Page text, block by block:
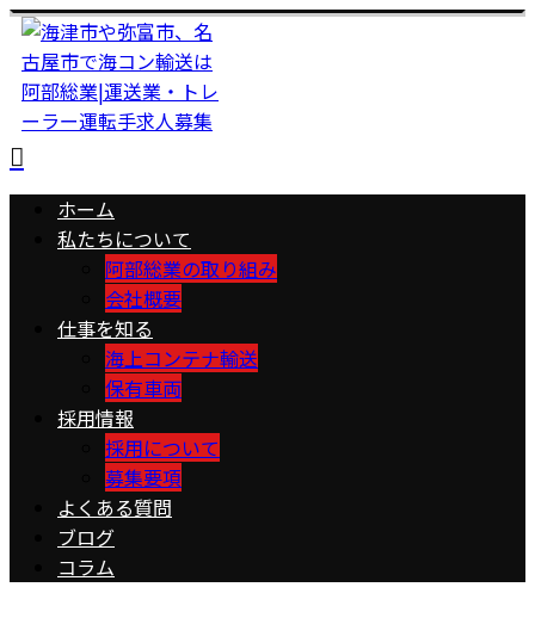
ホーム
私たちについて
阿部総業の取り組み
会社概要
仕事を知る
海上コンテナ輸送
保有車両
採用情報
採用について
募集要項
よくある質問
ブログ
コラム